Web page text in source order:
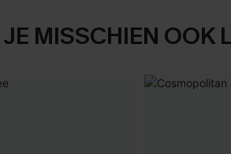
MISSCHIEN OOK